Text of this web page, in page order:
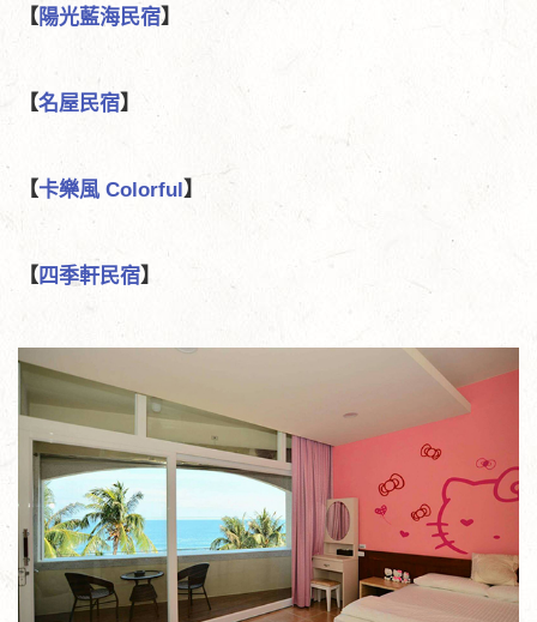
【陽光藍海民宿】
【名屋民宿】
【卡樂風 Colorful 】
【四季軒民宿】